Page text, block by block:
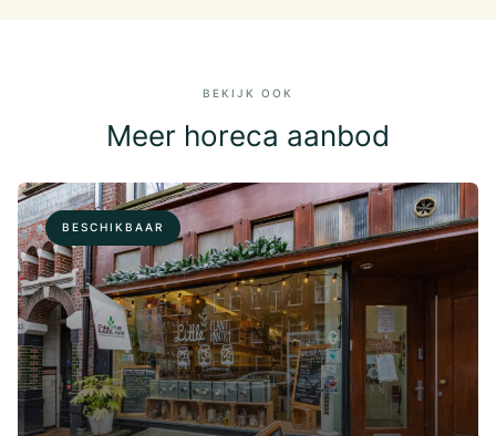
BEKIJK OOK
Meer horeca aanbod
BESCHIKBAAR